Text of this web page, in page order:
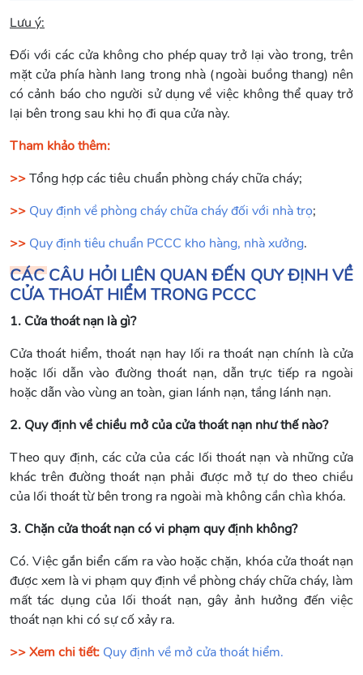
Lưu ý:
Đối với các cửa không cho phép quay trở lại vào trong, trên
mặt cửa phía hành lang trong nhà (ngoài buồng thang) nên
có cảnh báo cho người sử dụng về việc không thể quay trở
lại bên trong sau khi họ đi qua cửa này.
Tham khảo thêm:
>>Tổng hợp các tiêu chuẩn phòng cháy chữa cháy;
>> Quy định về phòng cháy chữa cháy đối với nhà trọ;
>> Quy định tiêu chuẩn PCCC kho hàng, nhà xưởng.
CÁC CÂU HỎI LIÊN QUAN ĐẾN QUY ĐỊNH VỀ
CỬA THOÁT HIỂM TRONG PCCC
1. Cửa thoát nạn là gì?
Cửa thoát hiểm, thoát nạn hay lối ra thoát nạn chính là cửa
hoặc lối dẫn vào đường thoát nạn, dẫn trực tiếp ra ngoài
hoặc dẫn vào vùng an toàn, gian lánh nạn, tầng lánh nạn.
2. Quy định về chiều mở của cửa thoát nạn như thế nào?
Theo quy định, các cửa của các lối thoát nạn và những cửa
khác trên đường thoát nạn phải được mở tự do theo chiều
của lối thoát từ bên trong ra ngoài mà không cần chìa khóa.
3. Chặn cửa thoát nạn có vi phạm quy định không?
Có. Việc gắn biển cấm ra vào hoặc chặn, khóa cửa thoát nạn
được xem là vi phạm quy định về phòng cháy chữa cháy, làm
mất tác dụng của lối thoát nạn, gây ảnh hưởng đến việc
thoát nạn khi có sự cố xảy ra.
>> Xem chi tiết: Quy định về mở cửa thoát hiểm.